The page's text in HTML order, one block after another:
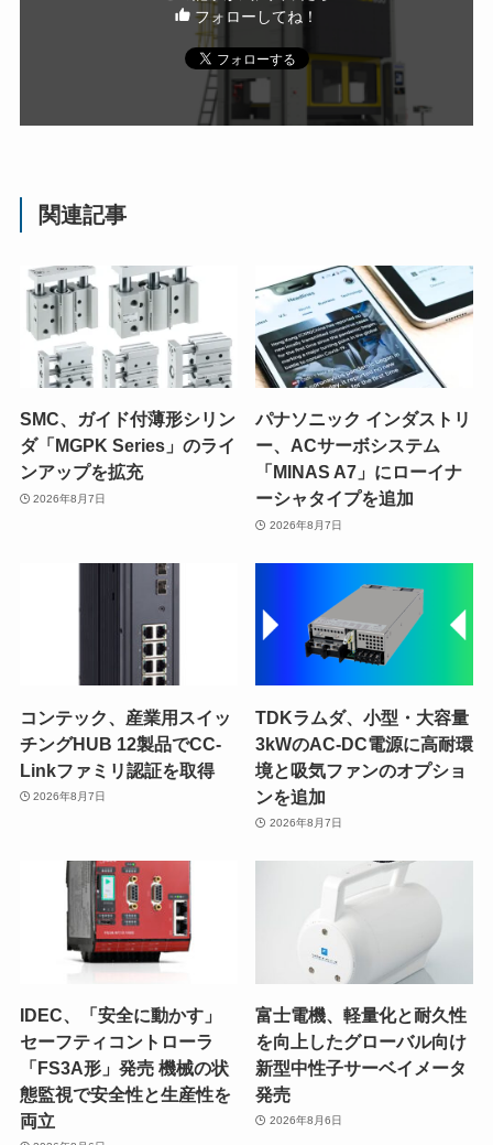
フォローしてね！
関連記事
SMC、ガイド付薄形シリン
ダ「MGPK Series」のライ
ンアップを拡充
2026年8月7日
パナソニック インダストリ
ー、ACサーボシステム
「MINAS A7」にローイナ
ーシャタイプを追加
2026年8月7日
コンテック、産業用スイッ
チングHUB 12製品でCC-
Linkファミリ認証を取得
2026年8月7日
TDKラムダ、小型・大容量
3kWのAC-DC電源に高耐環
境と吸気ファンのオプショ
ンを追加
2026年8月7日
IDEC、「安全に動かす」
セーフティコントローラ
「FS3A形」発売 機械の状
態監視で安全性と生産性を
両立
富士電機、軽量化と耐久性
を向上したグローバル向け
新型中性子サーベイメータ
発売
2026年8月6日